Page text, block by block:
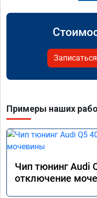
Записаться
Примеры наших
Чип тюнинг Audi
отключение